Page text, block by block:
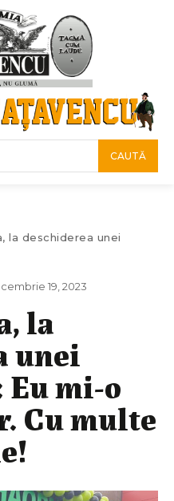
CAUTĂ
la deschiderea unei
19, 2023
la
unei
mi-o
Cu multe